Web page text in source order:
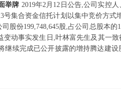
举牌 2019年2月12日公告,公司实控
集合资金信托计划以集中竞价方
股份199,748,645股,占公司总股本
变动事实发生日,叶林富先生及其一
继续完成已公开披露的增持腾达建